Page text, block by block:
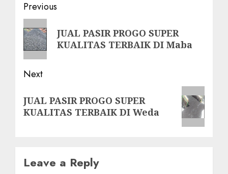
Post
navigation
Previous
Previous
post:
JUAL PASIR PROGO SUPER
KUALITAS TERBAIK DI Maba
Next
post:
JUAL PASIR PROGO SUPER
KUALITAS TERBAIK DI Weda
Leave a Reply